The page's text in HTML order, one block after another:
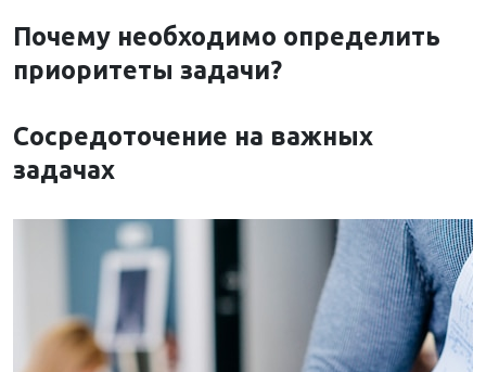
Почему необходимо определить
приоритеты задачи?
Сосредоточение на важных
задачах